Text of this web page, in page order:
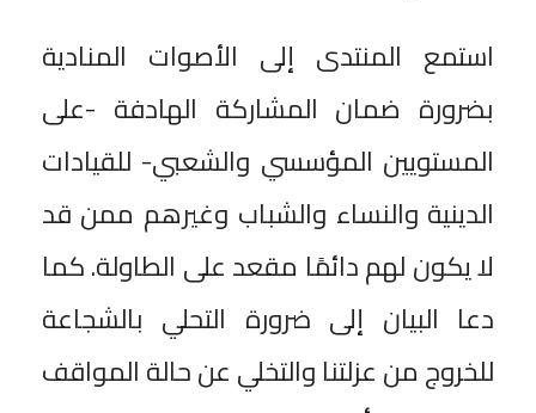
استمع المنتدى إلى الأصوات المنادية
بضرورة ضمان المشاركة الهادفة -على
المستويين المؤسسي والشعبي- للقيادات
الدينية والنساء والشباب وغيرهم ممن قد
لا يكون لهم دائمًا مقعد على الطاولة. كما
دعا البيان إلى ضرورة التحلي بالشجاعة
للخروج من عزلتنا والتخلي عن حالة المواقف